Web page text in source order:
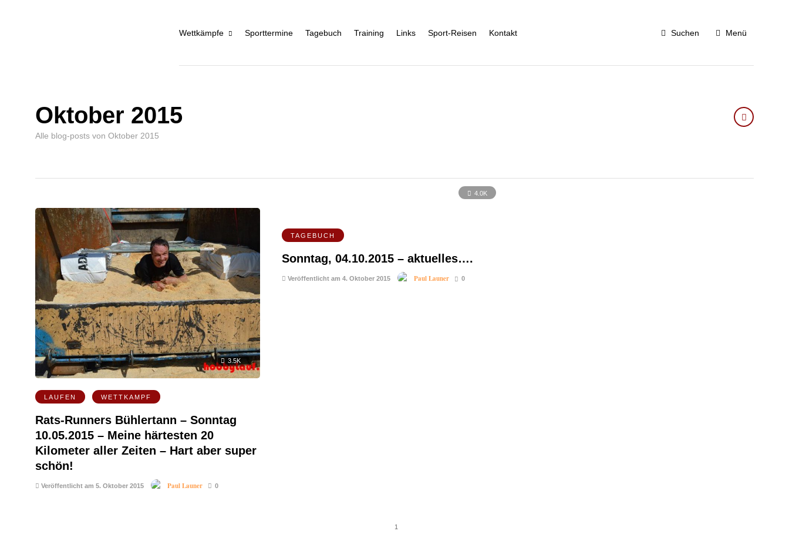
Wettkämpfe Sporttermine Tagebuch Training Links Sport-Reisen Kontakt Suchen Menü
Oktober 2015
Alle blog-posts von Oktober 2015
3.5K
LAUFEN WETTKAMPF
Rats-Runners Bühlertann – Sonntag
10.05.2015 – Meine härtesten 20
Kilometer aller Zeiten – Hart aber super
schön!
Veröffentlicht am 5. Oktober 2015 Paul Launer 0
4.0K
TAGEBUCH
Sonntag, 04.10.2015 – aktuelles….
Veröffentlicht am 4. Oktober 2015 Paul Launer 0
1